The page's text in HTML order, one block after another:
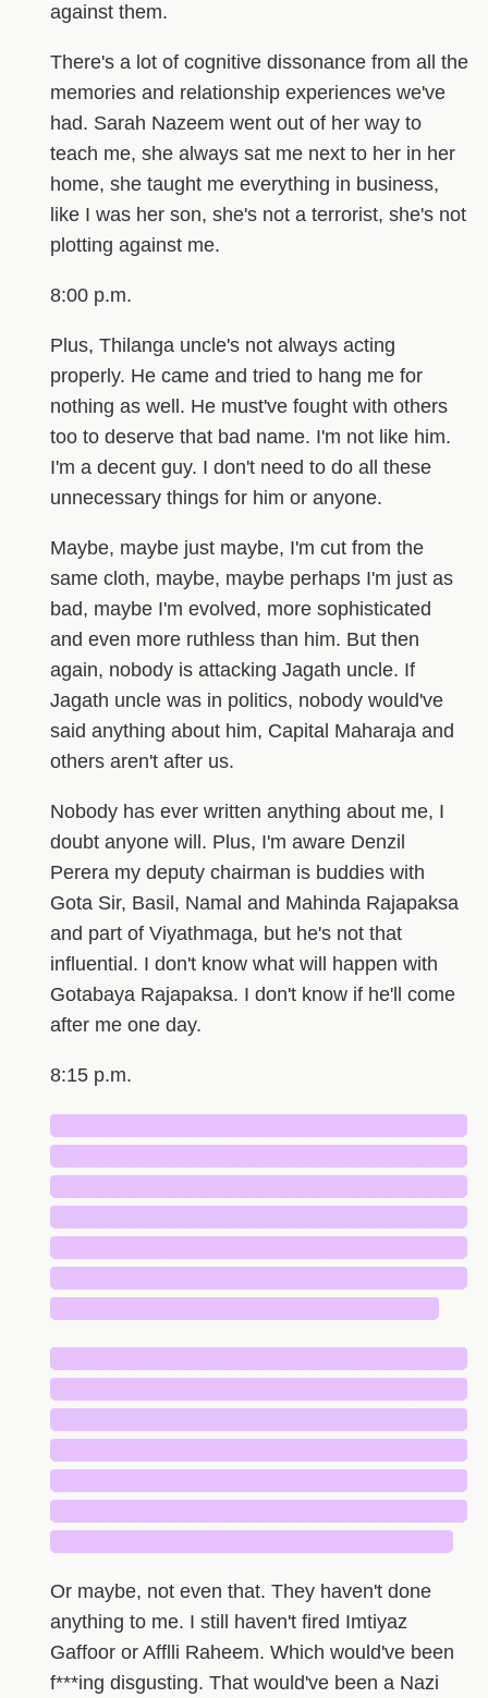
against them.
There's a lot of cognitive dissonance from all the
memories and relationship experiences we've
had. Sarah Nazeem went out of her way to
teach me, she always sat me next to her in her
home, she taught me everything in business,
like I was her son, she's not a terrorist, she's not
plotting against me.
8:00 p.m.
Plus, Thilanga uncle's not always acting
properly. He came and tried to hang me for
nothing as well. He must've fought with others
too to deserve that bad name. I'm not like him.
I'm a decent guy. I don't need to do all these
unnecessary things for him or anyone.
Maybe, maybe just maybe, I'm cut from the
same cloth, maybe, maybe perhaps I'm just as
bad, maybe I'm evolved, more sophisticated
and even more ruthless than him. But then
again, nobody is attacking Jagath uncle. If
Jagath uncle was in politics, nobody would've
said anything about him, Capital Maharaja and
others aren't after us.
Nobody has ever written anything about me, I
doubt anyone will. Plus, I'm aware Denzil
Perera my deputy chairman is buddies with
Gota Sir, Basil, Namal and Mahinda Rajapaksa
and part of Viyathmaga, but he's not that
influential. I don't know what will happen with
Gotabaya Rajapaksa. I don't know if he'll come
after me one day.
8:15 p.m.
Or maybe, not even that. They haven't done
anything to me. I still haven't fired Imtiyaz
Gaffoor or Afflli Raheem. Which would've been
f***ing disgusting. That would've been a Nazi